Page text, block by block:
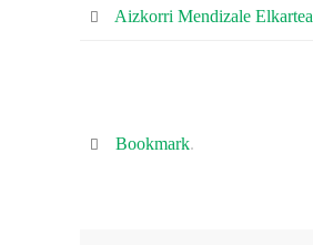
Aizkorri Mendizale Elkartea
Bookmark.